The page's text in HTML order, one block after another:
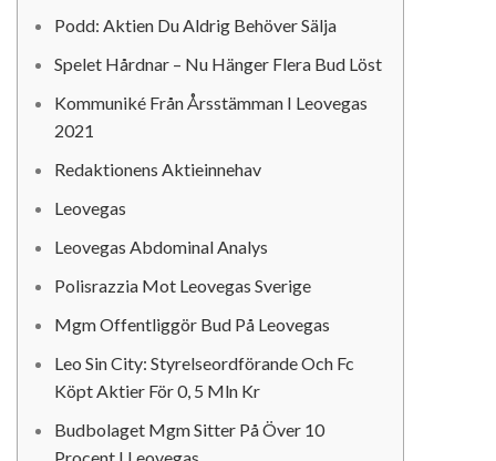
Podd: Aktien Du Aldrig Behöver Sälja
Spelet Hårdnar – Nu Hänger Flera Bud Löst
Kommuniké Från Årsstämman I Leovegas
2021
Redaktionens Aktieinnehav
Leovegas
Leovegas Abdominal Analys
Polisrazzia Mot Leovegas Sverige
Mgm Offentliggör Bud På Leovegas
Leo Sin City: Styrelseordförande Och Fc
Köpt Aktier För 0, 5 Mln Kr
Budbolaget Mgm Sitter På Över 10